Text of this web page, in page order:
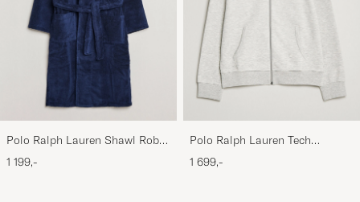
Polo Ralph Lauren Shawl Robe
Navy
1 199,-
Polo Ralph Lauren Tech
Performance Full Zip Light
Sport Heather
1 699,-